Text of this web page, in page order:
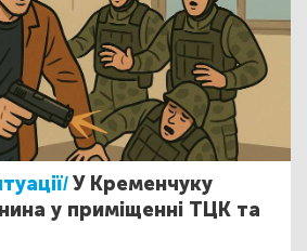
У Кременчуку
у приміщенні ТЦК та